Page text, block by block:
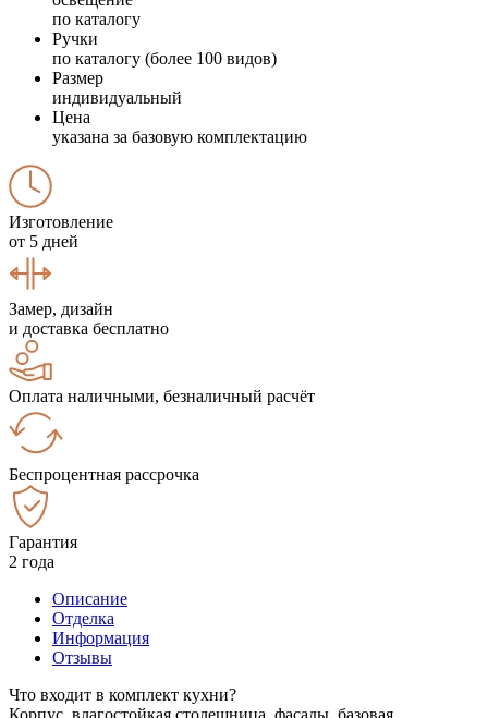
по каталогу
Ручки
по каталогу (более 100 видов)
Размер
индивидуальный
Цена
указана за базовую комплектацию
Изготовление
от 5 дней
Замер, дизайн
и доставка бесплатно
Оплата наличными, безналичный расчёт
Беспроцентная рассрочка
Гарантия
2 года
Описание
Отделка
Информация
Отзывы
Что входит в комплект кухни?
Корпус, влагостойкая столешница, фасады, базовая